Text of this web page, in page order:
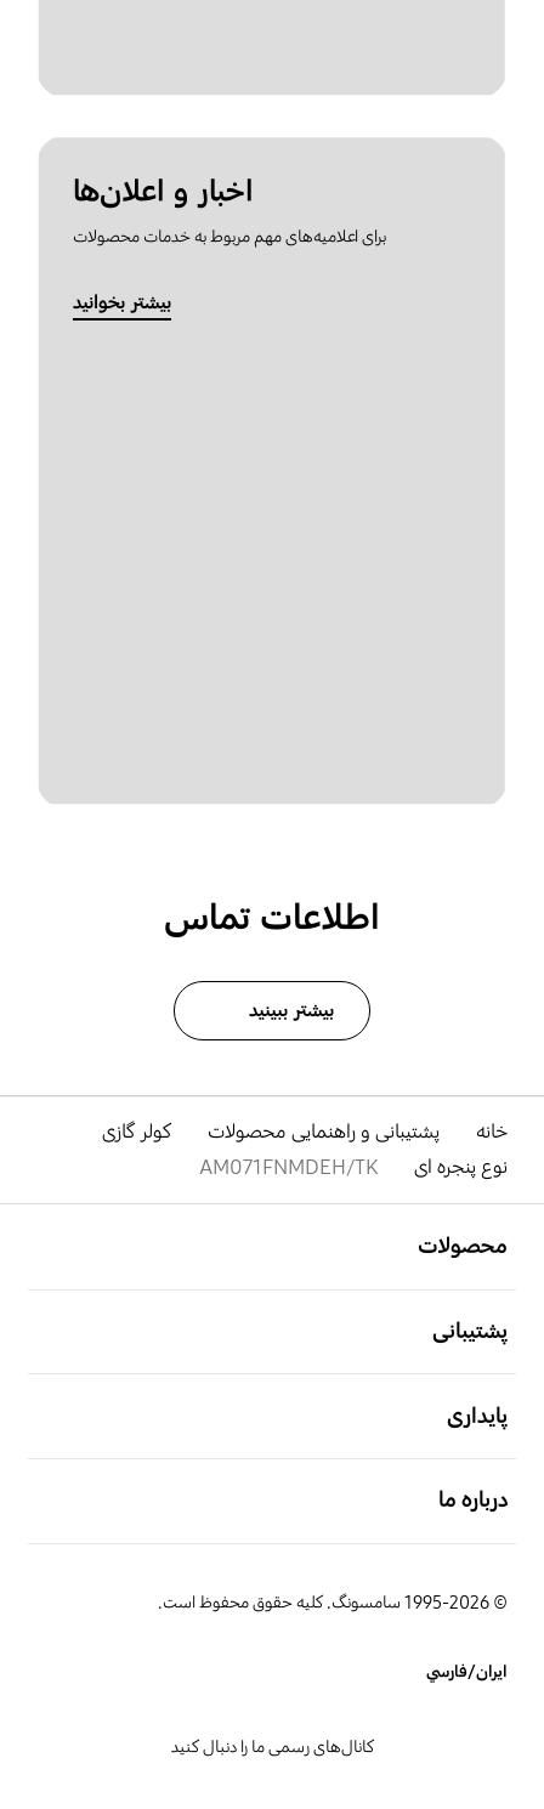
اخبار و اعلان‌ها
برای اعلامیه‌های مهم مربوط به خدمات محصولات
بیشتر بخوانید
اطلاعات تماس
بیشتر ببینید
خانه پشتیبانی و راهنمایی محصولات
کولر گازی
نوع پنجره ای
AM071FNMDEH/TK
محصولات
پشتیبانی
پایداری
درباره ما
© 1995-2026 سامسونگ. کلیه حقوق محفوظ است.
ایران/فارسي
کانال‌های رسمی ما را دنبال کنید